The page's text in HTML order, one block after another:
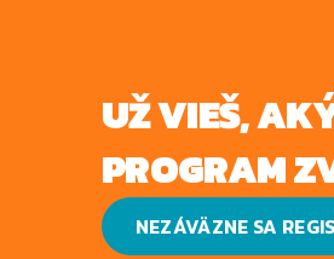
UŽ VIEŠ,
PROGRAM
NEZÁVÄZNE SA